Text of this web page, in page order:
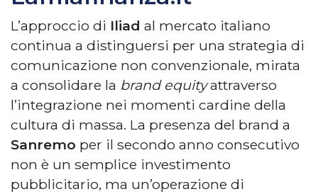
L’approccio di Iliad al mercato italiano
continua a distinguersi per una strategia di
comunicazione non convenzionale, mirata
a consolidare la brand equityattraverso
l’integrazione nei momenti cardine della
cultura di massa. La presenza del brand a
Sanremo per il secondo anno consecutivo
non è un semplice investimento
pubblicitario, ma un’operazione di